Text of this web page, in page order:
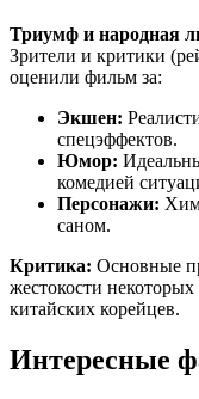
Триумф и народная
Зрители и критики
оценили фильм за:
Экшен:
спецэффектов.
Юмор:
комедией
Персонажи:
саном.
Критика: Основные
жестокости
китайских корейцев.
Интересные